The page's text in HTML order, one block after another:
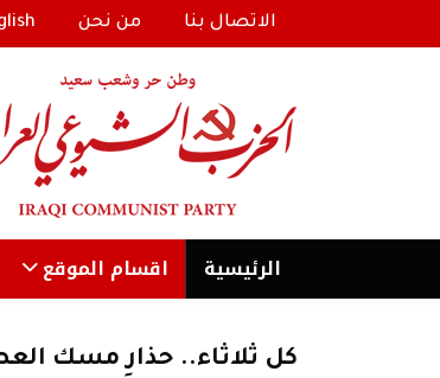
الاتصال بنا من نحن
الرئیسية اقسام الموقع
كل ثلاثاء.. حذارِ مسك